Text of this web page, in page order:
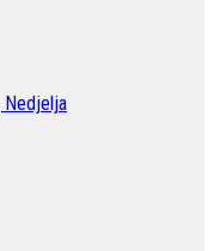
Nedjelja